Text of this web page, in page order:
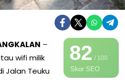
82/ 100
Skor SEO
–
wifi milik
Jalan Teuku